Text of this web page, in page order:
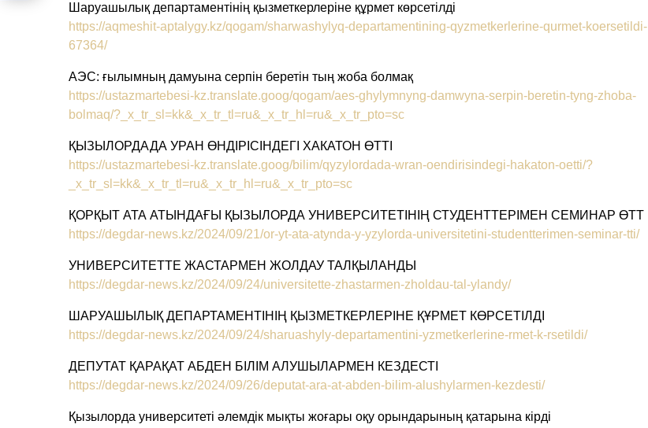
Шаруашылық департаментінің қызметкерлеріне құрмет көрсетілді
https://aqmeshit-aptalygy.kz/qogam/sharwashylyq-departamentining-qyzmetkerlerine-qurmet-koersetildi-
67364/
АЭС: ғылымның дамуына серпін беретін тың жоба болмақ
https://ustazmartebesi-kz.translate.goog/qogam/aes-ghylymnyng-damwyna-serpin-beretin-tyng-zhoba-
bolmaq/?_x_tr_sl=kk&_x_tr_tl=ru&_x_tr_hl=ru&_x_tr_pto=sc
ҚЫЗЫЛОРДАДА УРАН ӨНДІРІСІНДЕГІ ХАКАТОН ӨТТІ
https://ustazmartebesi-kz.translate.goog/bilim/qyzylordada-wran-oendirisindegi-hakaton-oetti/?
_x_tr_sl=kk&_x_tr_tl=ru&_x_tr_hl=ru&_x_tr_pto=sc
ҚОРҚЫТ АТА АТЫНДАҒЫ ҚЫЗЫЛОРДА УНИВЕРСИТЕТІНІҢ СТУДЕНТТЕРІМЕН СЕМИНАР ӨТТ
https://degdar-news.kz/2024/09/21/or-yt-ata-atynda-y-yzylorda-universitetini-studentterimen-seminar-tti/
УНИВЕРСИТЕТТЕ ЖАСТАРМЕН ЖОЛДАУ ТАЛҚЫЛАНДЫ
https://degdar-news.kz/2024/09/24/universitette-zhastarmen-zholdau-tal-ylandy/
ШАРУАШЫЛЫҚ ДЕПАРТАМЕНТІНІҢ ҚЫЗМЕТКЕРЛЕРІНЕ ҚҰРМЕТ КӨРСЕТІЛДІ
https://degdar-news.kz/2024/09/24/sharuashyly-departamentini-yzmetkerlerine-rmet-k-rsetildi/
ДЕПУТАТ ҚАРАҚАТ АБДЕН БІЛІМ АЛУШЫЛАРМЕН КЕЗДЕСТІ
https://degdar-news.kz/2024/09/26/deputat-ara-at-abden-bilim-alushylarmen-kezdesti/
Қызылорда университеті әлемдік мықты жоғары оқу орындарының қатарына кірді